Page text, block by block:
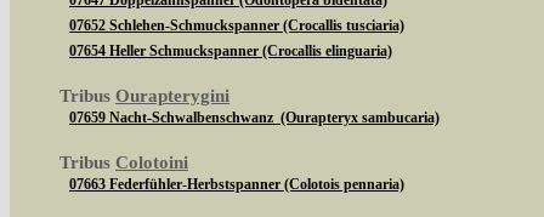
07652 Schlehen-Schmuckspanner (Crocallis tusciaria)
07654 Heller Schmuckspanner (Crocallis elinguaria)
Tribus Ourapterygini
07659 Nacht-Schwalbenschwanz (Ourapteryx sambucaria)
Tribus Colotoini
07663 Federfühler-Herbstspanner (Colotois pennaria)